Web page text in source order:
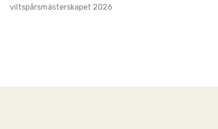
viltspårsmästerskapet 2026